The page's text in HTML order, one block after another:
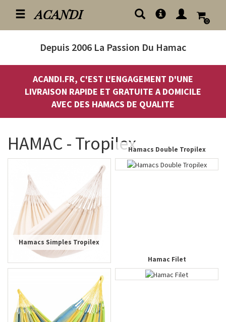
ACANDI 0
Depuis 2006 La Passion Du Hamac
ACANDI.FR, C'EST L'ENGAGEMENT D'UNE
LIVRAISON RAPIDE ET GRATUITE A DOMICILE
AVEC DES HAMACS DE QUALITE
HAMAC - Tropilex
Hamacs Simples Tropilex
Hamacs Double Tropilex
Hamac Filet